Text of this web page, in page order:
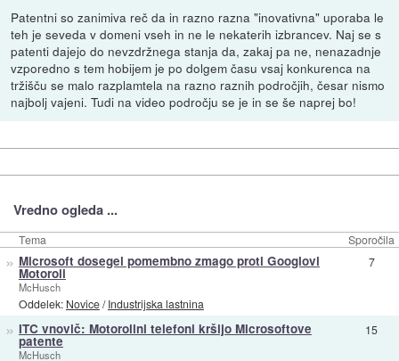
Patentni so zanimiva reč da in razno razna "inovativna" uporaba le
teh je seveda v domeni vseh in ne le nekaterih izbrancev. Naj se s
patenti dajejo do nevzdržnega stanja da, zakaj pa ne, nenazadnje
vzporedno s tem hobijem je po dolgem času vsaj konkurenca na
tržišču se malo razplamtela na razno raznih področjih, česar nismo
najbolj vajeni. Tudi na video področju se je in se še naprej bo!
Vredno ogleda ...
Tema Sporočila
» Microsoft dosegel pomembno zmago proti Googlovi
Motoroli
McHusch
Oddelek: Novice/Industrijska lastnina
7
» ITC vnovič: Motorolini telefoni kršijo Microsoftove
patente
McHusch
15